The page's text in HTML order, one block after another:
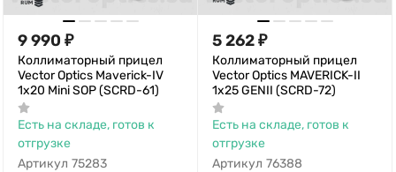
9 990 ₽
Коллиматорный прицел
Vector Optics Maverick-IV
1x20 Mini SOP (SCRD-61)
Есть на складе, готов к
отгрузке
Артикул 75283
5 262₽
Коллиматорный прицел
Vector Optics MAVERICK-II
1x25 GENII (SCRD-72)
Есть на складе, готов к
отгрузке
Артикул 76388